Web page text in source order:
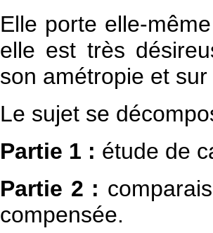
Elle porte elle-
elle est très
son amétropie et
Le sujet se
Partie 1 : étude de
Partie 2 :
compensée.